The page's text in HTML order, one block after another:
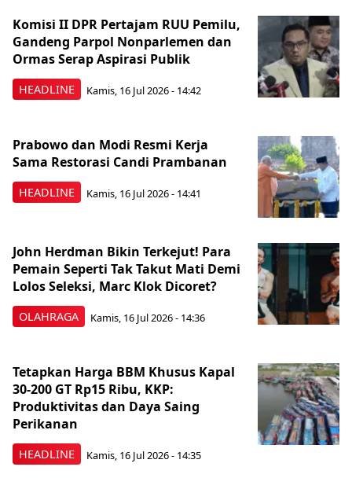
HEADLINE
Komisi II DPR Pertajam RUU Pemilu,
Gandeng Parpol Nonparlemen dan
Ormas Serap Aspirasi Publik
Kamis, 16 Jul 2026 - 14:42
HEADLINE
Prabowo dan Modi Resmi Kerja
Sama Restorasi Candi Prambanan
Kamis, 16 Jul 2026 - 14:41
OLAHRAGA
John Herdman Bikin Terkejut! Para
Pemain Seperti Tak Takut Mati Demi
Lolos Seleksi, Marc Klok Dicoret?
Kamis, 16 Jul 2026 - 14:36
HEADLINE
Tetapkan Harga BBM Khusus Kapal
30-200 GT Rp15 Ribu, KKP:
Produktivitas dan Daya Saing
Perikanan
Kamis, 16 Jul 2026 - 14:35